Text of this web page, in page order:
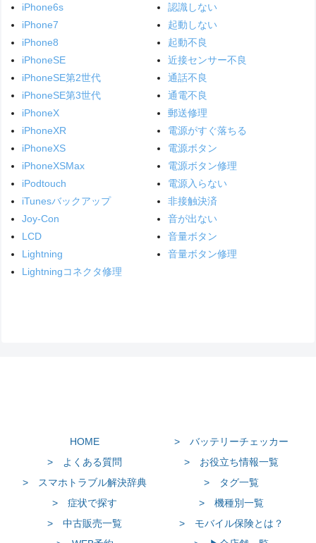
iPhone6s
iPhone7
iPhone8
iPhoneSE
iPhoneSE第2世代
iPhoneSE第3世代
iPhoneX
iPhoneXR
iPhoneXS
iPhoneXSMax
iPodtouch
iTunesバックアップ
Joy-Con
LCD
Lightning
Lightningコネクタ修理
認識しない
起動しない
起動不良
近接センサー不良
通話不良
通電不良
郵送修理
電源がすぐ落ちる
電源ボタン
電源ボタン修理
電源入らない
非接触決済
音が出ない
音量ボタン
音量ボタン修理
HOME
> バッテリーチェッカー
> よくある質問
> お役立ち情報一覧
> スマホトラブル解決辞典
> タグ一覧
> 症状で探す
> 機種別一覧
> 中古販売一覧
> モバイル保険とは？